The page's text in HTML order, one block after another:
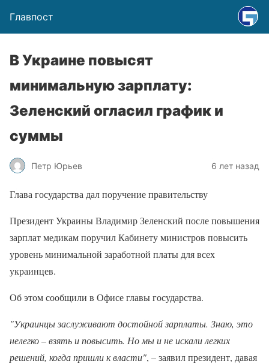
Главпост
В Украине повысят
минимальную зарплату:
Зеленский огласил график и
суммы
Петр Юрьев 6 лет назад
Глава государства дал поручение правительству
Президент Украины Владимир Зеленский после повышения
зарплат медикам поручил Кабинету министров повысить
уровень минимальной заработной платы для всех
украинцев.
Об этом сообщили в Офисе главы государства.
"Украинцы заслуживают достойной зарплаты. Знаю, это
нелегко – взять и повысить. Но мы и не искали легких
решений, когда пришли к власти", – заявил президент, давая